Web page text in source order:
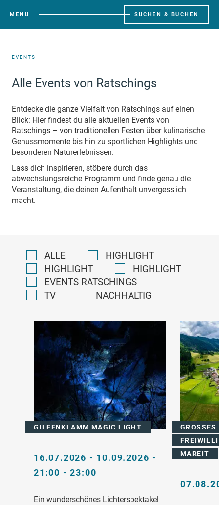
MENU SUCHEN & BUCHEN
EVENTS
Alle Events von Ratschings
Entdecke die ganze Vielfalt von Ratschings auf einen
Blick: Hier findest du alle aktuellen Events von
Ratschings – von traditionellen Festen über kulinarische
Genussmomente bis hin zu sportlichen Highlights und
besonderen Naturerlebnissen.
Lass dich inspirieren, stöbere durch das
abwechslungsreiche Programm und finde genau die
Veranstaltung, die deinen Aufenthalt unvergesslich
macht.
ALLE
HIGHLIGHT
HIGHLIGHT
HIGHLIGHT
EVENTS RATSCHINGS
TV
NACHHALTIG
GILFENKLAMM MAGIC LIGHT
16.07.2026 - 10.09.2026 -
21:00 - 23:00
Ein wunderschönes Lichterspektakel
GROSSES
AREIT